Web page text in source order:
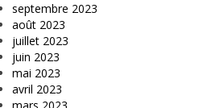
septembre 2023
août 2023
juillet 2023
juin 2023
mai 2023
avril 2023